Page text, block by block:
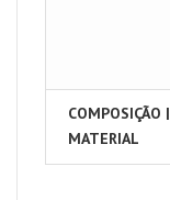
COMPOSIÇÃO |
MATERIAL